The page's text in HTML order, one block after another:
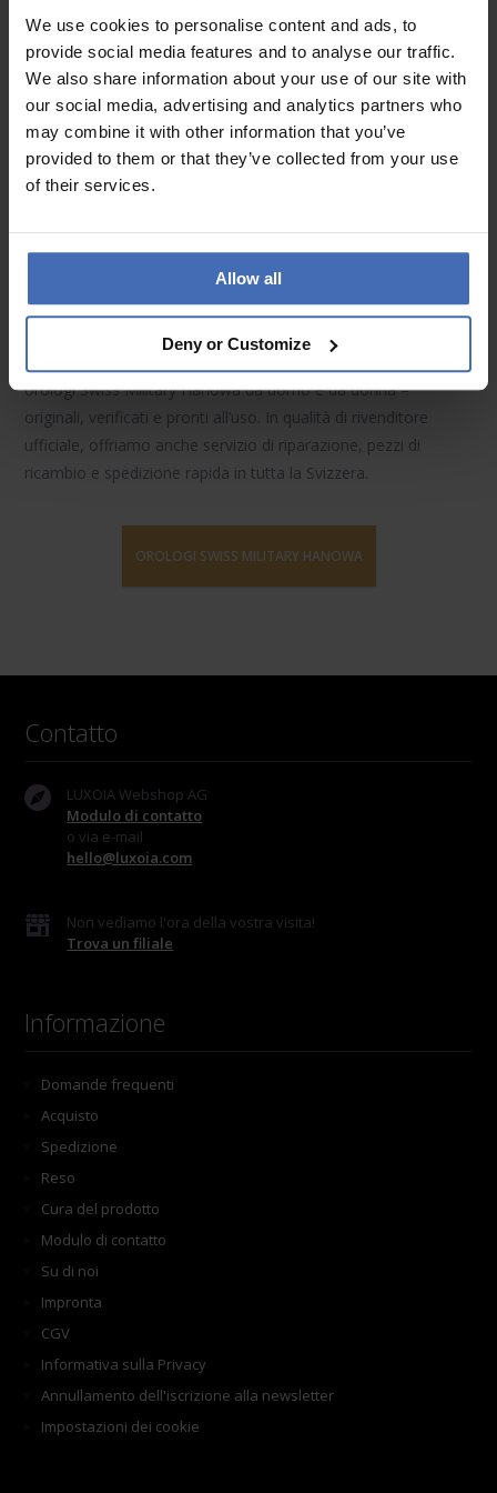
We use cookies to personalise content and ads, to
provide social media features and to analyse our traffic.
We also share information about your use of our site with
our social media, advertising and analytics partners who
may combine it with other information that you’ve
provided to them or that they’ve collected from your use
of their services.
Allow all
Deny or Customize
modelli di orologi Swiss Military Hanowa sono inoltre dotati di
resistentivetri zaffiroche garantiscono un’elevata resistenza
ai graffi.
Tecnologia e funzionalità
All’interno, affidabilimovimenti al quarzo(a batteria)
assicurano una misurazione del tempo precisa. Molti orologi
comeindicazione della data,cronografo(funzione di arresto)
– azionabili tramite pulsanti laterali.
Orologi Swiss Military Hanowa su Luxoia
orologi Swiss Military Hanowada uomo e da donna –
originali, verificati e pronti all’uso. In qualità di rivenditore
ufficiale, offriamo anche servizio di riparazione, pezzi di
ricambio e spedizione rapida in tutta la Svizzera.
OROLOGI SWISS MILITARY HANOWA
Contatto
LUXOIA Webshop AG
Modulo di contatto
o via e-mail
hello@luxoia.com
Non vediamo l'ora della vostra visita!
Trova un filiale
Informazione
Domande frequenti
Acquisto
Spedizione
Reso
Cura del prodotto
Modulo di contatto
Su di noi
Impronta
CGV
Informativa sulla Privacy
Annullamento dell'iscrizione alla newsletter
Impostazioni dei cookie